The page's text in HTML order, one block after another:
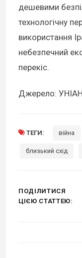
дешевими
технологічну
використання
небезпечний
перекіс.
Джерело: УНІАН
ТЕГИ: війна
близький схід
ПОДІЛИТИСЯ
ЦІЄЮ СТАТТЕЮ: